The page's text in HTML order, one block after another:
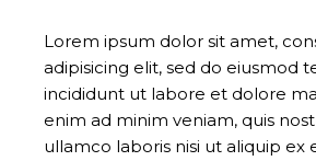
Lorem ipsum dolor sit amet,
adipisicing elit, sed do eiusmod
incididunt ut labore et dolore
enim ad minim veniam, quis
ullamco laboris nisi ut aliquip ex